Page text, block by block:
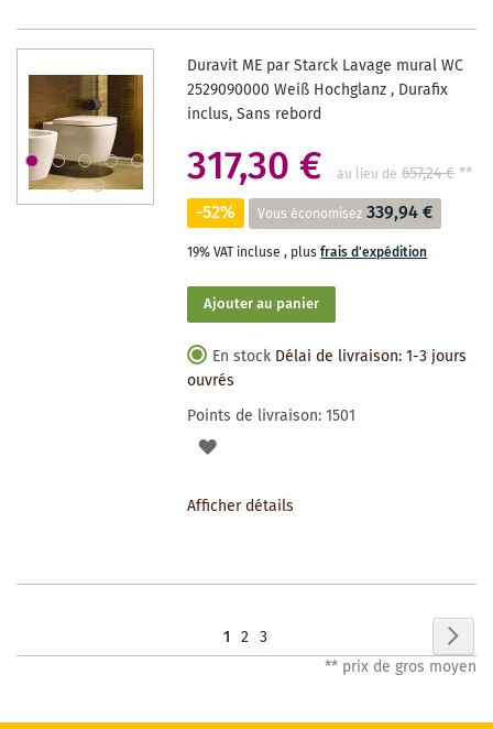
SOUHAITS
Duravit ME par Starck Lavage mural WC
2529090000 Weiß Hochglanz , Durafix
inclus, Sans rebord
317,30 € au lieu de 657,24 €**
-52% Vous économisez 339,94 €
19% VAT incluse, plusfrais d'expédition
Ajouter au panier
En stock Délai de livraison: 1-3 jours
ouvrés
Points de livraison:1501
AJOUTER
SOUHAITS
Afficher détails
Page
Vous
1 Page
2 Page
3
** prix de gros moyen